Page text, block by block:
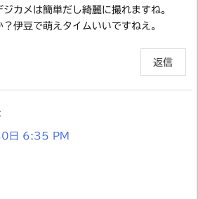
カメは簡単だし綺麗に撮れますね。
伊豆で萌えタイムいいですねえ。
返信
日 6:35 PM